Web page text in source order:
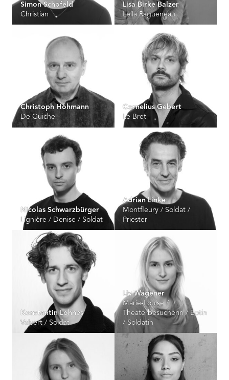
Simon Schofeld
Christian
Lisa Birke Balzer
Leila Ragueneau
Christoph Hohmann
De Guiche
Cornelius Gebert
Le Bret
Nicolas Schwarzbürger
Lignière / Denise / Soldat
Adrian Linke
Montfleury / Soldat /
Priester
Konstantin Lohnes
Valvert / Soldat
Liv Wagener
Marie-Louise /
Theaterbesucherin / Botin
/ Soldatin